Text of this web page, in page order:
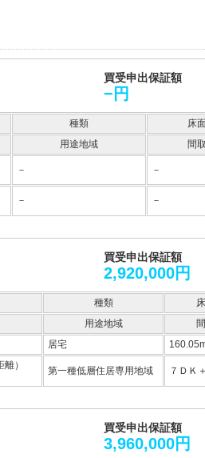
買受申出保証額
−円
種類
床
用途地域
間
－ －
－ －
買受申出保証額
2,920,000円
種類
用途地域
居宅
）
第一種低層住居専用地域 ７ＤＫ
買受申出保証額
3,960,000円